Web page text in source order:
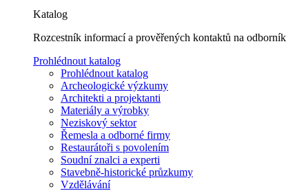
Katalog
Rozcestník informací a prověřených kontaktů na
Prohlédnout katalog
Prohlédnout katalog
Archeologické výzkumy
Architekti a projektanti
Materiály a výrobky
Neziskový sektor
Řemesla a odborné firmy
Restaurátoři s povolením
Soudní znalci a experti
Stavebně-historické průzkumy
Vzdělávání